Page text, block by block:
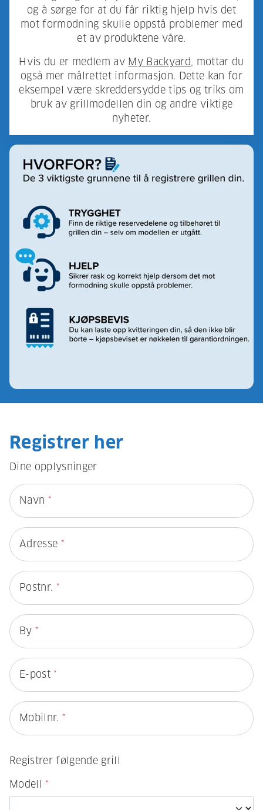
og å sørge for at du får riktig hjelp hvis det
mot formodning skulle oppstå problemer med
et av produktene våre.
Hvis du er medlem av My Backyard, mottar du
også mer målrettet informasjon. Dette kan for
eksempel være skreddersydde tips og triks om
bruk av grillmodellen din og andre viktige
nyheter.
Registrer her
Dine opplysninger
Navn *
Adresse *
Postnr. *
By *
E-post*
Mobilnr. *
Registrer følgende grill
Modell*